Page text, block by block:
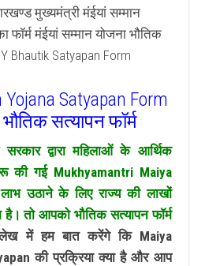
मुख्यमंत्री मंईयां सम्मान
फॉर्म मंईयां सम्मान योजना भौतिक
Bhautik Satyapan Form
Satyapan Form
सत्यापन फॉर्म
द्वारा महिलाओं के आर्थिक
की गई Mukhyamantri Maiya
उठाने के लिए राज्य की लाखों
तो आपको भौतिक सत्यापन फॉर्म
में हम बात करेंगे कि Maiya
की प्रक्रिया क्या है और आप